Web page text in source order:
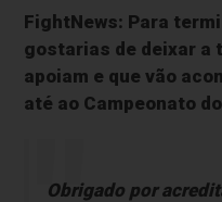
FightNews: Para
gostarias de deixar a
apoiam e que vão
até ao Campeonato
Obrigado por